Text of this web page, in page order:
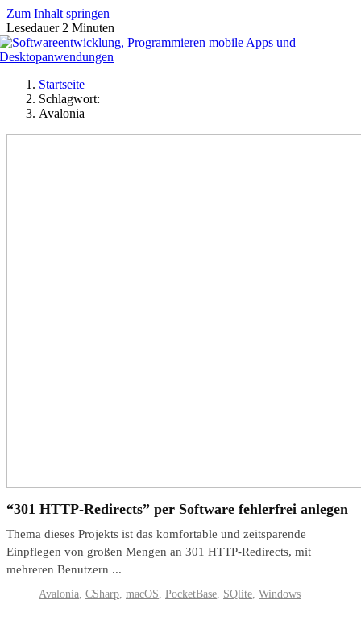
Zum Inhalt springen
Lesedauer 2 Minuten
Startseite
Schlagwort:
Avalonia
“301 HTTP-Redirects” per Software fehlerfrei anlegen
Thema dieses Projekts ist das komfortable und zeitsparende
Einpflegen von großen Mengen an 301 HTTP-Redirects, mit
mehreren Benutzern ...
Avalonia, CSharp, macOS, PocketBase, SQlite, Windows